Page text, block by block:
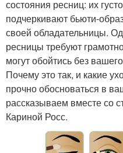
состояния ресниц: их
подчеркивают бьюти-
своей обладательницы.
ресницы требуют
могут обойтись без
Почему это так, и какие
прочно обосноваться в
рассказываем вместе со
Кариной Росс.